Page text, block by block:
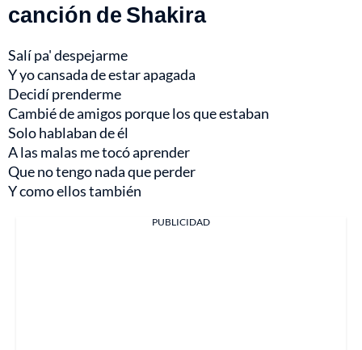
canción de Shakira
Salí pa' despejarme
Y yo cansada de estar apagada
Decidí prenderme
Cambié de amigos porque los que estaban
Solo hablaban de él
A las malas me tocó aprender
Que no tengo nada que perder
Y como ellos también
PUBLICIDAD